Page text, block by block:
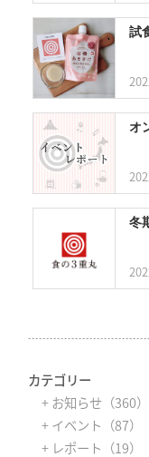
試
オ
冬
カテゴリー
+ お知らせ（360）
+ イベント（87）
+ レポート（19）